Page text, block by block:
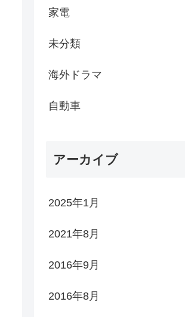
家電
未分類
海外ドラマ
自動車
アーカイブ
2025年1月
2021年8月
2016年9月
2016年8月